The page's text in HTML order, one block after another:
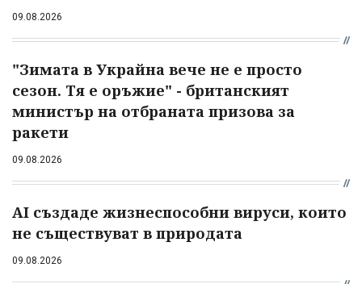
09.08.2026
"Зимата в Украйна вече не е просто
сезон. Тя е оръжие" - британският
министър на отбраната призова за
ракети
09.08.2026
AI създаде жизнеспособни вируси, които
не съществуват в природата
09.08.2026